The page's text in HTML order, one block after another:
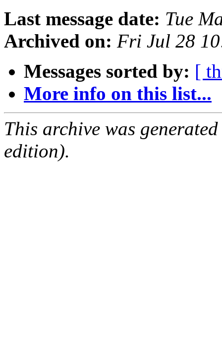
Last message date: Tue
Archived on: Fri Jul 28
Messages sorted by: [
More info on this list...
This archive was
edition).